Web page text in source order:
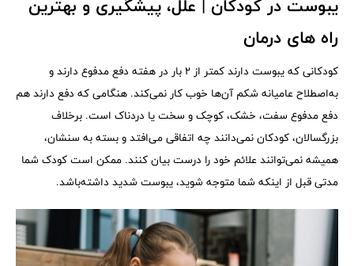
یبوست در کودکان | علل، پیشگیری و بهترین
راه های درمان
کودکانی که یبوست دارند کمتر از ۲ بار در هفته دفع مدفوع دارند و
به‌اصطلاح عامیانه شکم آن‌ها خوب کار نمی‌کند. هنگامی که دفع دارند هم
دفع مدفوع سفت، خشک، کوچک و سخت یا دردناک است. برخلاف
بزرگسالان، کودکان نمی‌دانند چه اتفاقی می‌افتد و بسته به سنشان،
همیشه نمی‌توانند علائم خود را درست بیان کنند. ممکن است کودک شما
مدتی قبل از اینکه شما متوجه شوید، یبوست شدید داشته‌باشد.